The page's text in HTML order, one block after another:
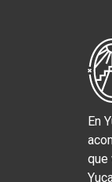
En
que